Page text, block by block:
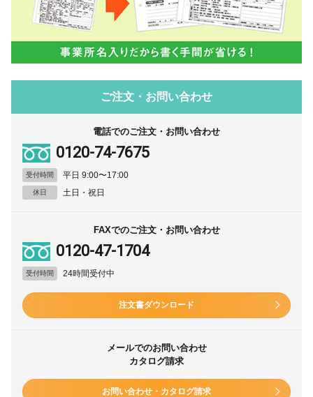
ご注文・お問い合わせ
電話でのご注文・お問い合わせ
0120-74-7675
受付時間 平日 9:00〜17:00
休日 土日・祝日
FAXでのご注文・お問い合わせ
0120-47-1704
受付時間 24時間受付中
注文書ダウンロード
メールでのお問い合わせ
カタログ請求
お問い合わせ・カタログ請求